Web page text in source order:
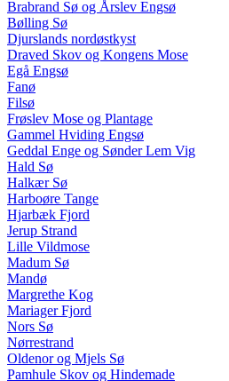
Brabrand Sø og Årslev Engsø
Bølling Sø
Djurslands nordøstkyst
Draved Skov og Kongens Mose
Egå Engsø
Fanø
Filsø
Frøslev Mose og Plantage
Gammel Hviding Engsø
Geddal Enge og Sønder Lem Vig
Hald Sø
Halkær Sø
Harboøre Tange
Hjarbæk Fjord
Jerup Strand
Lille Vildmose
Madum Sø
Mandø
Margrethe Kog
Mariager Fjord
Nors Sø
Nørrestrand
Oldenor og Mjels Sø
Pamhule Skov og Hindemade